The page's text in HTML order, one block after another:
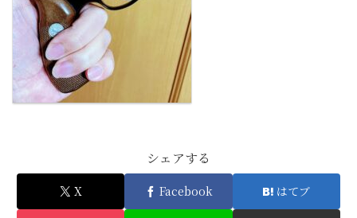
シェアする
X Facebook はてブ